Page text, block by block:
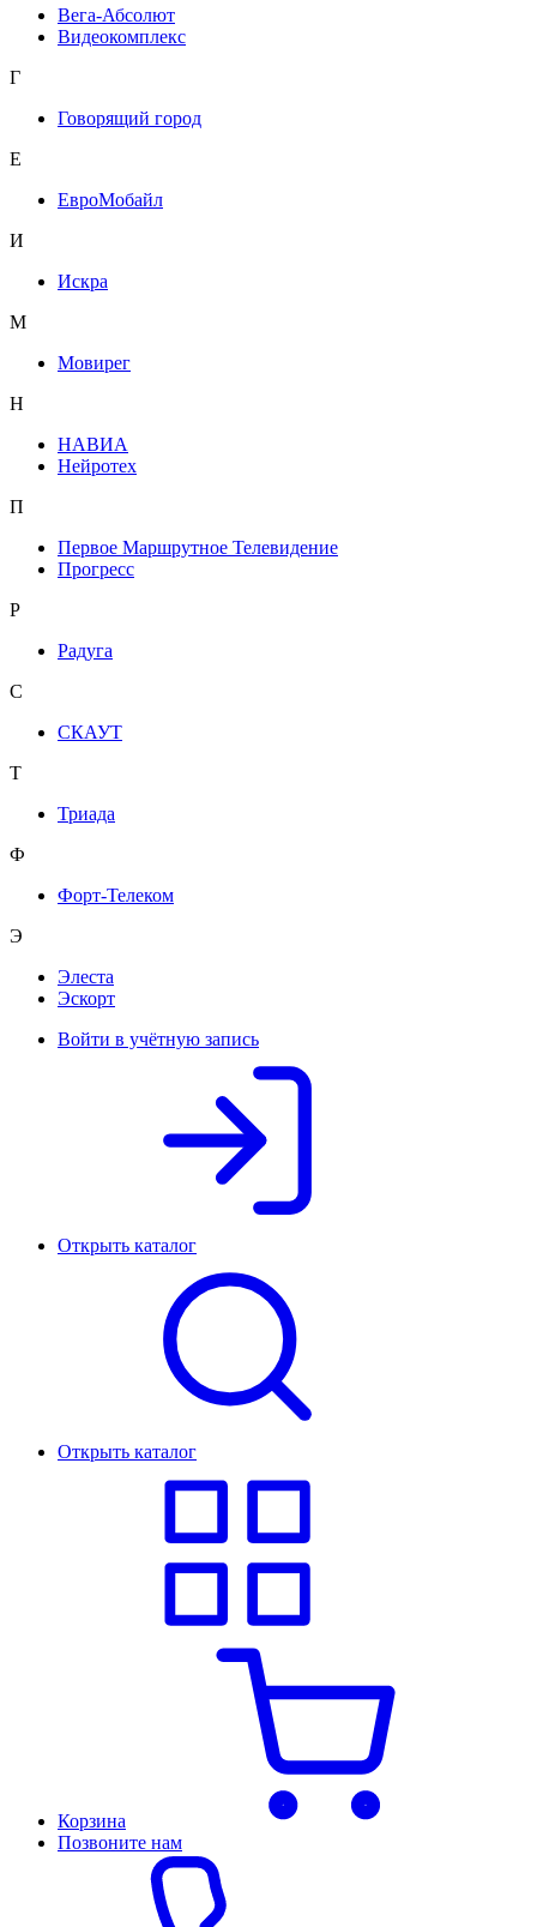
Вега-Абсолют
Видеокомплекс
Г
Говорящий город
Е
ЕвроМобайл
И
Искра
М
Мовирег
Н
НАВИА
Нейротех
П
Первое Маршрутное Телевидение
Прогресс
Р
Радуга
С
СКАУТ
Т
Триада
Ф
Форт-Телеком
Э
Элеста
Эскорт
Войти в учётную запись
Открыть каталог
Открыть каталог
Корзина
Позвоните нам